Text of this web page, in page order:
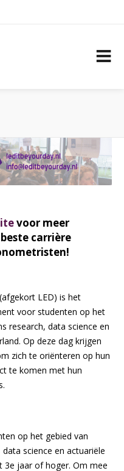
voor meer
carrière
LED) is het
voor studenten op het
research, data science en
Op deze dag krijgen
zich te oriënteren op hun
te komen met hun
op het gebied van
science en actuariële
3e jaar of hoger. Om mee